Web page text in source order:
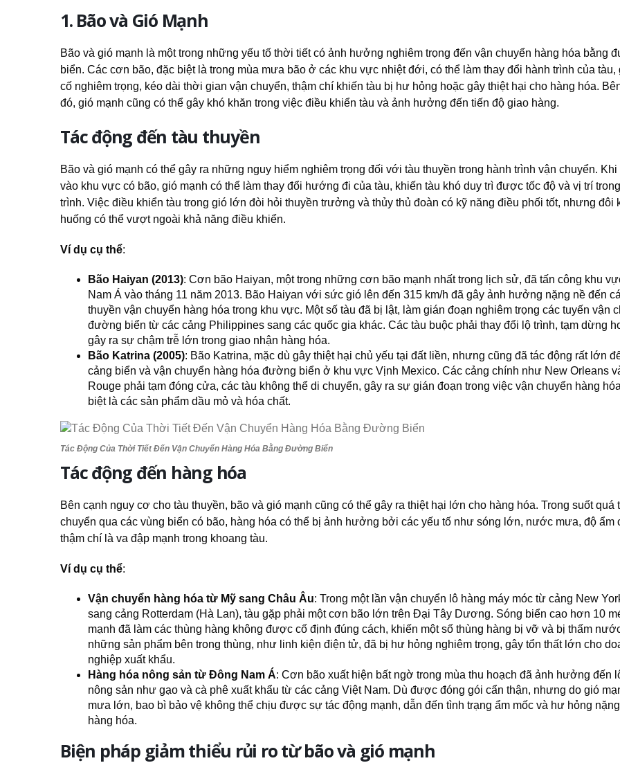
1. Bão và Gió Mạnh
Bão và gió mạnh là một trong những yếu tố thời tiết có ảnh hưởng nghiêm trọng đến vận chuyển hàng hóa bằng
biển. Các cơn bão, đặc biệt là trong mùa mưa bão ở các khu vực nhiệt đới, có thể làm thay đổi hành trình của tàu,
cố nghiêm trọng, kéo dài thời gian vận chuyển, thậm chí khiến tàu bị hư hỏng hoặc gây thiệt hại cho hàng hóa.
đó, gió mạnh cũng có thể gây khó khăn trong việc điều khiển tàu và ảnh hưởng đến tiến độ giao hàng.
Tác động đến tàu thuyền
Bão và gió mạnh có thể gây ra những nguy hiểm nghiêm trọng đối với tàu thuyền trong hành trình vận chuyển. Khi
vào khu vực có bão, gió mạnh có thể làm thay đổi hướng đi của tàu, khiến tàu khó duy trì được tốc độ và vị trí
trình. Việc điều khiển tàu trong gió lớn đòi hỏi thuyền trưởng và thủy thủ đoàn có kỹ năng điều phối tốt, nhưng đôi
huống có thể vượt ngoài khả năng điều khiển.
Ví dụ cụ thể:
Bão Haiyan (2013): Cơn bão Haiyan, một trong những cơn bão mạnh nhất trong lịch sử, đã tấn công khu
Nam Á vào tháng 11 năm 2013. Bão Haiyan với sức gió lên đến 315 km/h đã gây ảnh hưởng nặng nề đến
thuyền vận chuyển hàng hóa trong khu vực. Một số tàu đã bị lật, làm gián đoạn nghiêm trọng các tuyến vận
đường biển từ các cảng Philippines sang các quốc gia khác. Các tàu buộc phải thay đổi lộ trình, tạm dừng
gây ra sự chậm trễ lớn trong giao nhận hàng hóa.
Bão Katrina (2005): Bão Katrina, mặc dù gây thiệt hại chủ yếu tại đất liền, nhưng cũng đã tác động rất lớn
cảng biển và vận chuyển hàng hóa đường biển ở khu vực Vịnh Mexico. Các cảng chính như New Orleans
Rouge phải tạm đóng cửa, các tàu không thể di chuyển, gây ra sự gián đoạn trong việc vận chuyển hàng
biệt là các sản phẩm dầu mỏ và hóa chất.
Tác Động Của Thời Tiết Đến Vận Chuyển Hàng Hóa Bằng Đường Biển
Tác động đến hàng hóa
Bên cạnh nguy cơ cho tàu thuyền, bão và gió mạnh cũng có thể gây ra thiệt hại lớn cho hàng hóa. Trong suốt quá
chuyển qua các vùng biển có bão, hàng hóa có thể bị ảnh hưởng bởi các yếu tố như sóng lớn, nước mưa, độ ẩm
thậm chí là va đập mạnh trong khoang tàu.
Ví dụ cụ thể:
Vận chuyển hàng hóa từ Mỹ sang Châu Âu: Trong một lần vận chuyển lô hàng máy móc từ cảng New
sang cảng Rotterdam (Hà Lan), tàu gặp phải một cơn bão lớn trên Đại Tây Dương. Sóng biển cao hơn 10
mạnh đã làm các thùng hàng không được cố định đúng cách, khiến một số thùng hàng bị vỡ và bị thấm
những sản phẩm bên trong thùng, như linh kiện điện tử, đã bị hư hỏng nghiêm trọng, gây tổn thất lớn cho
nghiệp xuất khẩu.
Hàng hóa nông sản từ Đông Nam Á: Cơn bão xuất hiện bất ngờ trong mùa thu hoạch đã ảnh hưởng đến
nông sản như gạo và cà phê xuất khẩu từ các cảng Việt Nam. Dù được đóng gói cẩn thận, nhưng do gió
mưa lớn, bao bì bảo vệ không thể chịu được sự tác động mạnh, dẫn đến tình trạng ẩm mốc và hư hỏng
hàng hóa.
Biện pháp giảm thiểu rủi ro từ bão và gió mạnh